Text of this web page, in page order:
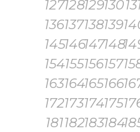
127128129130
136137138139
145146147148
154155156157
163164165166
172173174175
181182183184